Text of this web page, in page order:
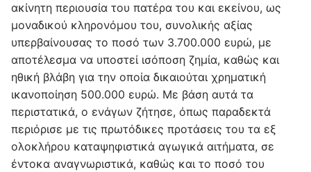
ακίνητη περιουσία του πατέρα του και εκείνου, ως
μοναδικού κληρονόμου του, συνολικής αξίας
υπερβαίνουσας το ποσό των 3.700.000 ευρώ, με
αποτέλεσμα να υποστεί ισόποση ζημία, καθώς και
ηθική βλάβη για την οποία δικαιούται χρηματική
ικανοποίηση 500.000 ευρώ. Με βάση αυτά τα
περιστατικά, ο ενάγων ζήτησε, όπως παραδεκτά
περιόρισε με τις πρωτόδικες προτάσεις του τα εξ
ολοκλήρου καταψηφιστικά αγωγικά αιτήματα, σε
έντοκα αναγνωριστικά, καθώς και το ποσό του